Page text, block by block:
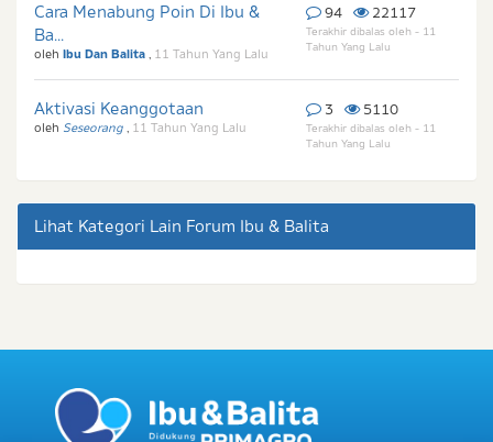
Cara Menabung Poin Di Ibu &
Ba...
oleh Ibu Dan Balita , 11 Tahun Yang Lalu
94 22117
Terakhir dibalas oleh - 11
Tahun Yang Lalu
Aktivasi Keanggotaan
oleh Seseorang , 11 Tahun Yang Lalu
3 5110
Terakhir dibalas oleh - 11
Tahun Yang Lalu
Lihat Kategori Lain Forum Ibu & Balita